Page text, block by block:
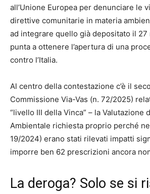
all’Unione Europea per denunciare le
direttive comunitarie in materia
ad integrare quello già depositato il 27
punta a ottenere l’apertura di una
contro l’Italia.
Al centro della contestazione c’è il
Commissione Via-Vas (n. 72/2025)
“livello III della Vinca” – la Valutazione
Ambientale richiesta proprio perché
19/2024) erano stati rilevati impatti
imporre ben 62 prescrizioni ancora
La deroga? Solo se si